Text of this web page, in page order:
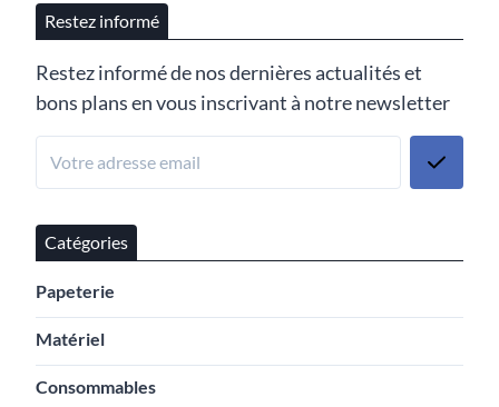
Restez informé
Restez informé de nos dernières actualités et
bons plans en vous inscrivant à notre newsletter
Catégories
Papeterie
Matériel
Consommables